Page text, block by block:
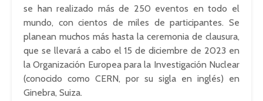
se han realizado más de 250 eventos en todo el
mundo, con cientos de miles de participantes. Se
planean muchos más hasta la ceremonia de clausura,
que se llevará a cabo el 15 de diciembre de 2023 en
la Organización Europea para la Investigación Nuclear
(conocido como CERN, por su sigla en inglés) en
Ginebra, Suiza.